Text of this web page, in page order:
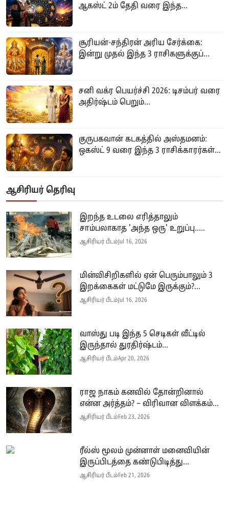
ஆகஸ்ட் 2ம் தேதி வரை இந்த...
சூரியன்-சந்திரன் அரிய சேர்க்கை:
இன்று முதல் இந்த 3 ராசிகளுக்குப்...
சனி வக்ர பெயர்ச்சி 2026: டிசம்பர் வரை
அதிர்ஷ்டம் பெறும்...
குருபகவான் கடகத்தில் அஸ்தமனம்:
ஒகஸ்ட் 9 வரை இந்த 3 ராசிக்காரர்கள்...
ஆசிரியர் தெரிவு
இறந்த உடலை எரித்தாலும்
சாம்பலாகாத 'அந்த ஒரு' உறுப்பு.....
ஆசிரியர் பீடம் Jul 16, 2026
மின்விசிறிகளில் ஏன் பெரும்பாலும் 3
இறக்கைகள் மட்டுமே இருக்கும்?...
ஆசிரியர் பீடம் Jul 16, 2026
வாஸ்து படி இந்த 5 செடிகள் வீட்டில்
இருந்தால் துரதிர்ஷ்டம்...
ஆசிரியர் பீடம்Apr 20, 2026
ராஜ நாகம் கனவில் தோன்றினால்
என்ன அர்த்தம்? – விரிவான விளக்கம்...
ஆசிரியர் பீடம்Feb 23, 2026
ரீல்ஸ் மூலம் முன்னாள் மனைவியின்
இருப்பிடத்தை கண்டுபிடித்து...
ஆசிரியர் பீடம்Feb 21, 2026